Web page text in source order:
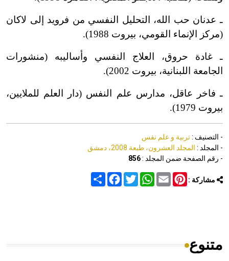
ـ عدنان حب الله، التحليل النفسي من فرويد إلى لاكان
(مركز الإنماء القومي، بيروت 1988).
ـ غادة حروق، العلاج النفسي وأساليبه (منشورات
الجامعة اللبنانية، بيروت 2002).
ـ فاخر عاقل، مدارس علم النفس (دار العلم للملايين،
بيروت 1979).
- التصنيف :تربية و علم نفس
- المجلد : المجلد العشرون، طبعة 2008، دمشق
- رقم الصفحة ضمن المجلد :856
مشاركة : Share
FacebookTwitter
WhatsAppEmail
Pinterest
متنوع